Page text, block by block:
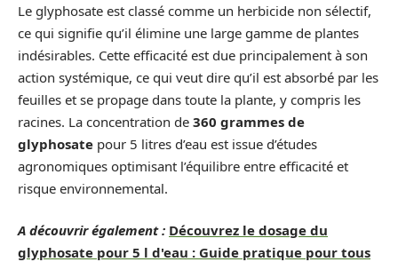
Le glyphosate est classé comme un herbicide non sélectif,
ce qui signifie qu’il élimine une large gamme de plantes
indésirables. Cette efficacité est due principalement à son
action systémique, ce qui veut dire qu’il est absorbé par les
feuilles et se propage dans toute la plante, y compris les
racines. La concentration de 360 grammes de
glyphosate pour 5 litres d’eau est issue d’études
agronomiques optimisant l’équilibre entre efficacité et
risque environnemental.
A découvrir également : Découvrez le dosage du
glyphosate pour 5 l d'eau : Guide pratique pour tous